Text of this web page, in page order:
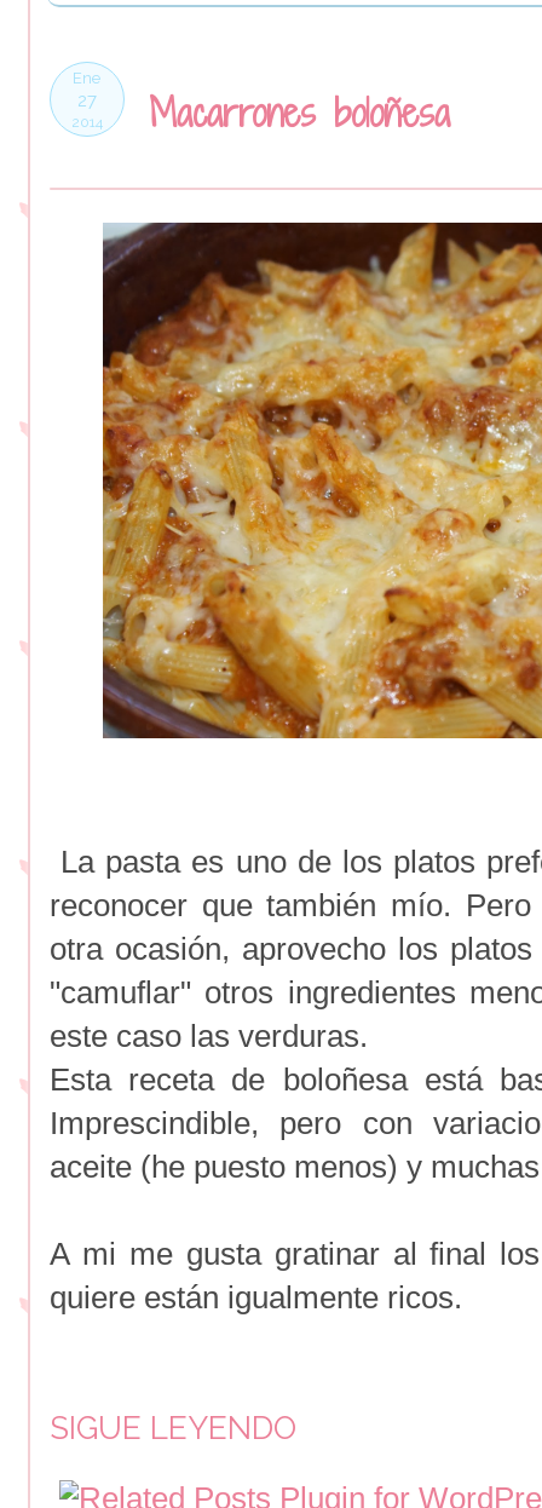
Ene
27
2014 Macarrones boloñesa
La pasta es uno de los platos
reconocer que también mío.
otra ocasión, aprovecho los
"camuflar" otros ingredientes
este caso las verduras.
Esta receta de boloñesa está
Imprescindible, pero con
aceite (he puesto menos) y
A mi me gusta gratinar al final
quiere están igualmente ricos.
SIGUE LEYENDO